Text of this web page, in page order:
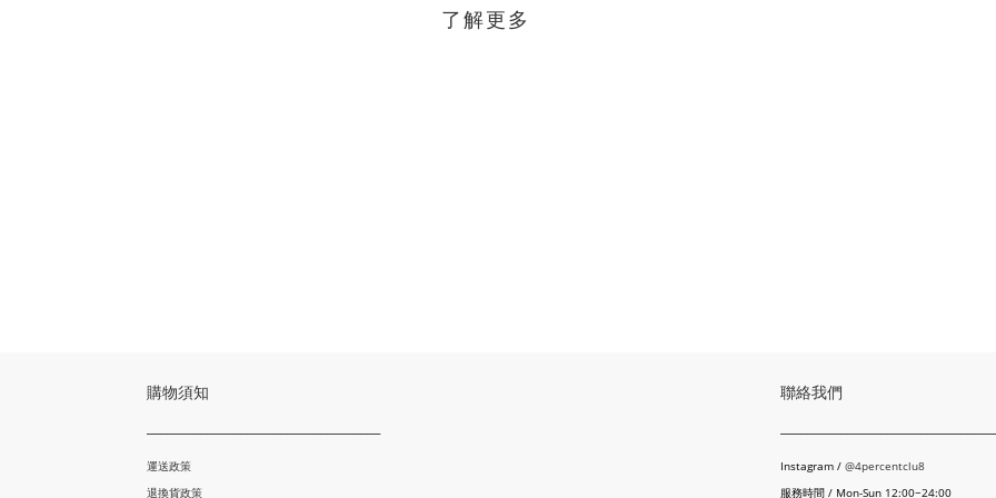
了解更多
購物須知
運送政策
退換貨政策
聯絡我們
Instagram / @4percentclu8
服務時間 / Mon-Sun 12:00~24:00